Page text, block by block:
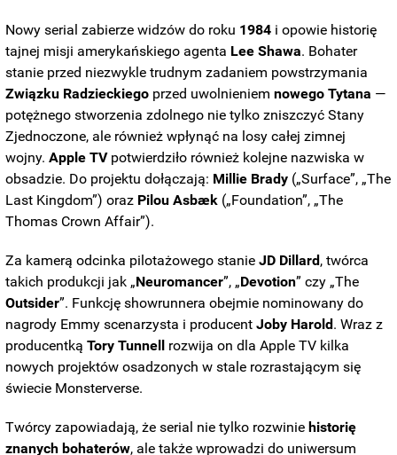
Nowy serial zabierze widzów do roku 1984 i opowie historię
tajnej misji amerykańskiego agenta Lee Shawa. Bohater
stanie przed niezwykle trudnym zadaniem powstrzymania
Związku Radzieckiego przed uwolnieniemnowego Tytana —
potężnego stworzenia zdolnego nie tylko zniszczyć Stany
Zjednoczone, ale również wpłynąć na losy całej zimnej
wojny.Apple TVpotwierdziło również kolejne nazwiska w
obsadzie. Do projektu dołączają: Millie Brady („Surface”, „The
Last Kingdom”) oraz Pilou Asbæk („Foundation”, „The
Thomas Crown Affair”).
Za kamerą odcinka pilotażowego stanieJD Dillard, twórca
takich produkcji jak „Neuromancer”, „Devotion” czy „The
Outsider”. Funkcję showrunnera obejmie nominowany do
nagrody Emmy scenarzysta i producentJoby Harold. Wraz z
producentkąTory Tunnell rozwija on dla Apple TV kilka
nowych projektów osadzonych w stale rozrastającym się
świecie Monsterverse.
Twórcy zapowiadają, że serial nie tylko rozwiniehistorię
znanych bohaterów, ale także wprowadzi do uniwersum